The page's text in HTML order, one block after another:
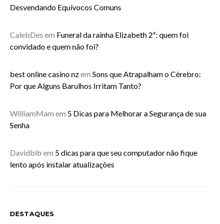
Desvendando Equívocos Comuns
CalebDes em Funeral da rainha Elizabeth 2ª: quem foi
convidado e quem não foi?
best online casino nzem Sons que Atrapalham o Cérebro:
Por que Alguns Barulhos Irritam Tanto?
WilliamMam em 5 Dicas para Melhorar a Segurança de sua
Senha
Davidbib em 5 dicas para que seu computador não fique
lento após instalar atualizações
DESTAQUES